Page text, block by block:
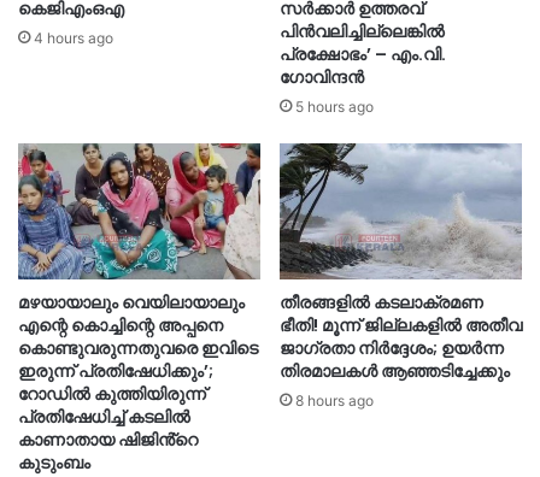
കെജിഎംഒഎ
4 hours ago
സർക്കാർ ഉത്തരവ്
പിൻവലിച്ചില്ലെങ്കിൽ
പ്രക്ഷോഭം’ – എം.വി.
ഗോവിന്ദൻ
5 hours ago
മഴയായാലും വെയിലായാലും
എന്റെ കൊച്ചിന്റെ അപ്പനെ
കൊണ്ടുവരുന്നതുവരെ ഇവിടെ
ഇരുന്ന് പ്രതിഷേധിക്കും’;
റോഡില്‍ കുത്തിയിരുന്ന്
പ്രതിഷേധിച്ച് കടലില്‍
കാണാതായ ഷിജിൻ്റെ
കുടുംബം
തീരങ്ങളില്‍ കടലാക്രമണ
ഭീതി! മൂന്ന് ജില്ലകളിൽ അതീവ
ജാഗ്രതാ നിർദ്ദേശം; ഉയർന്ന
തിരമാലകൾ ആഞ്ഞടിച്ചേക്കും
8 hours ago